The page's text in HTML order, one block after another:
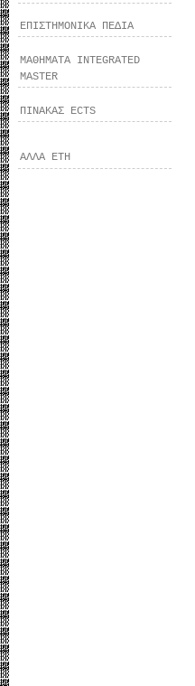
ΕΠΙΣΤΗΜΟΝΙΚΑ ΠΕΔΙΑ
ΜΑΘΗΜΑΤΑ INTEGRATED
MASTER
ΠΙΝΑΚΑΣ ECTS
ΑΛΛΑ ΕΤΗ